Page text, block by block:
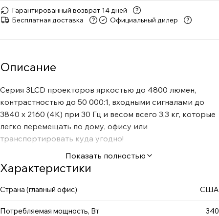
Гарантированный возврат 14 дней
Бесплатная доставка
Официальный дилер
Описание
Серия 3LCD проекторов яркостью до 4800 люмен,
контрастностью до 50 000:1, входными сигналами до
3840 x 2160 (4K) при 30 Гц и весом всего 3,3 кг, которые
легко перемещать по дому, офису или
транспортировать куда угодно!
Показать полностью
Характеристики
Страна (главный офис) США
Потребляемая мощность, Вт 340